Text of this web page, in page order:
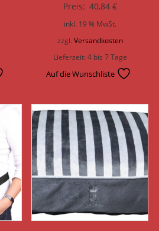
Preis: 40,84 €
inkl. 19 % MwSt.
zzgl. Versandkosten
Lieferzeit:4 bis 7 Tage
Auf die Wunschliste